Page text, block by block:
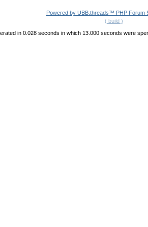
Powered by UBB.threads™ PHP Forum
( build )
in 0.028 seconds in which 13.000 seconds were